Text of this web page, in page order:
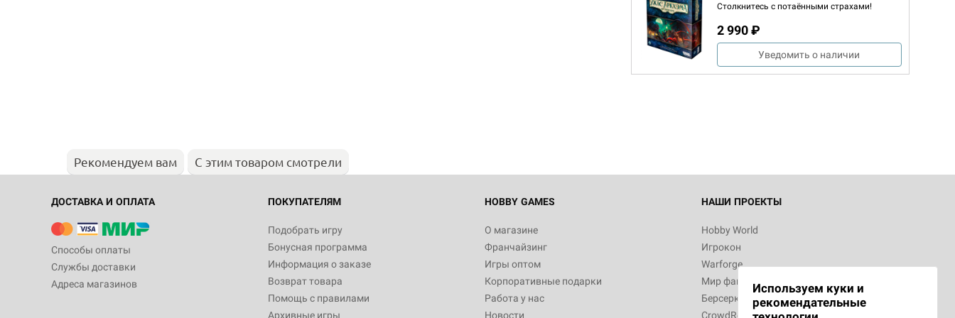
Столкнитесь с потаёнными страхами!
2 990 ₽
Уведомить о наличии
Рекомендуем вам С этим товаром смотрели
ДОСТАВКА И ОПЛАТА
Способы оплаты
Службы доставки
Адреса магазинов
ПОКУПАТЕЛЯМ
Подобрать игру
Бонусная программа
Информация о заказе
Возврат товара
Помощь с правилами
Архивные игры
HOBBY GAMES
О магазине
Франчайзинг
Игры оптом
Корпоративные подарки
Работа у нас
Новости
НАШИ ПРОЕКТЫ
Hobby World
Игрокон
Warforge
Мир фантастики
Берсерк
CrowdRepublic
Используем куки и
рекомендательные